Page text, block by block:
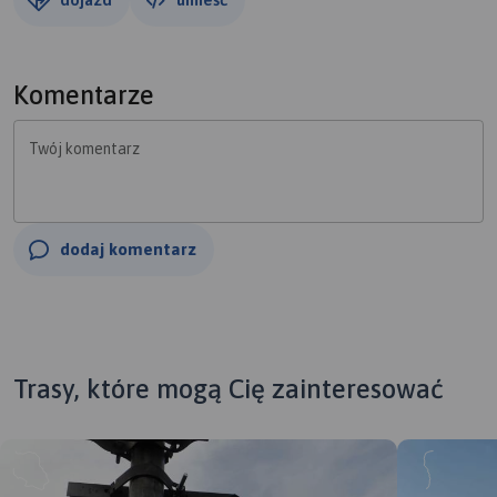
Komentarze
Twój komentarz
dodaj komentarz
Trasy, które mogą Cię zainteresować